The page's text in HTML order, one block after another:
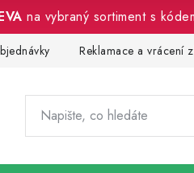
na vybraný sortiment s
Reklamace a vrácení